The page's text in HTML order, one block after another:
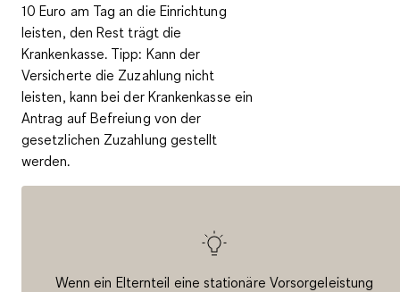
10 Euro am Tag an die Einrichtung
leisten, den Rest trägt die
Krankenkasse. Tipp: Kann der
Versicherte die Zuzahlung nicht
leisten, kann bei der Krankenkasse ein
Antrag auf Befreiung von der
gesetzlichen Zuzahlung gestellt
werden.
Wenn ein Elternteil eine stationäre Vorsorgeleistung